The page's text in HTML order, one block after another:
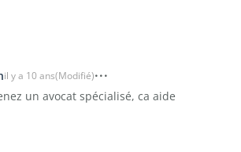
il y a 10 ans(Modifié)
un avocat spécialisé, ca aide